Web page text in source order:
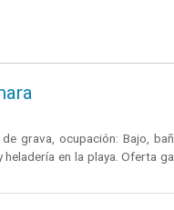
grava, ocupación: Bajo,
en la playa. Oferta